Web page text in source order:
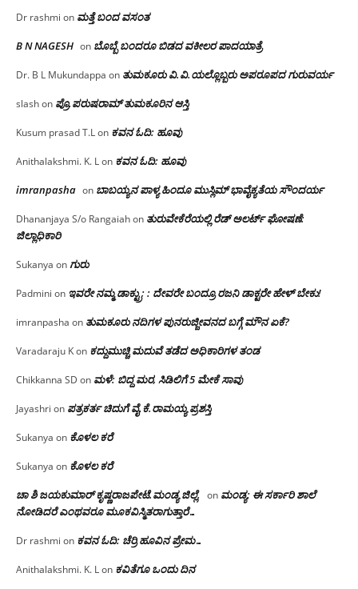
Dr rashmi on ಮತ್ತೆ ಬಂದ ವಸಂತ
B N NAGESH on ಬೊಬ್ಬೆ ಬಂದರೂ ಬಿಡದ ವಕೀಲರ ಪಾದಯಾತ್ರೆ
Dr. B L Mukundappa on ತುಮಕೂರು‌ ವಿ.ವಿ.ಯಲ್ಲೊಬ್ಬರು ಅಪರೂಪದ ಗುರುವರ್ಯ
slashon ಪ್ರೊ.ಪರುಷರಾಮ್ ತುಮಕೂರಿನ ಆಸ್ತಿ
Kusum prasad T.Lon ಕವನ ಓದಿ: ಹೂವು
Anithalakshmi. K. Lon ಕವನ ಓದಿ: ಹೂವು
imranpasha on ಬಾಬಯ್ಯನ ಪಾಳ್ಯ ಹಿಂದೂ ಮುಸ್ಲಿಮ್ ಭಾವೈಕ್ಯತೆಯ ಸೌಂದರ್ಯ
Dhananjaya S/o Rangaiahon ತುರುವೇಕೆರೆಯಲ್ಲಿ ರೆಡ್ ಅಲರ್ಟ್ ಘೋಷಣೆ:
ಜಿಲ್ಲಾಧಿಕಾರಿ
Sukanya onಗುರು
Padmini on ಇವರೇ ನಮ್ಮ ಡಾಕ್ಟ್ರು; : ದೇವರೇ ಬಂದ್ರೂ ರಜನಿ ಡಾಕ್ಟರೇ ಹೇಳ್ ಬೇಕು!
imranpasha on ತುಮಕೂರು ನದಿಗಳ ಪುನರುಜ್ಜೀವನದ ಬಗ್ಗೆ ಮೌನ ಏಕೆ?
Varadaraju Kon ಕದ್ದುಮುಚ್ಚಿ ಮದುವೆ ತಡೆದ ಅಧಿಕಾರಿಗಳ ತಂಡ
Chikkanna SD on ಮಳೆ: ಬಿದ್ದ ಮರ, ಸಿಡಿಲಿಗೆ 5 ಮೇಕೆ ಸಾವು
Jayashri on ಪತ್ರಕರ್ತ ಚಿದುಗೆ ವೈ.ಕೆ.ರಾಮಯ್ಯ ಪ್ರಶಸ್ತಿ
Sukanya on ಕೊಳಲ ಕರೆ
Sukanya on ಕೊಳಲ ಕರೆ
ಚಾ ಶಿ ಜಯಕುಮಾರ್ ಕೃಷ್ಣರಾಜಪೇಟೆ.ಮಂಡ್ಯ ಜಿಲ್ಲೆ. on ಮಂಡ್ಯ: ಈ ಸರ್ಕಾರಿ ಶಾಲೆ
ನೋಡಿದರೆ ಎಂಥವರೂ ಮೂಕವಿಸ್ಮಿತರಾಗುತ್ತಾರೆ…
Dr rashmi on ಕವನ ಓದಿ: ಚೆರ್ರಿ ಹೂವಿನ ಪ್ರೇಮ…
Anithalakshmi. K. Lon ಕವಿತೆಗೂ ಒಂದು ದಿನ